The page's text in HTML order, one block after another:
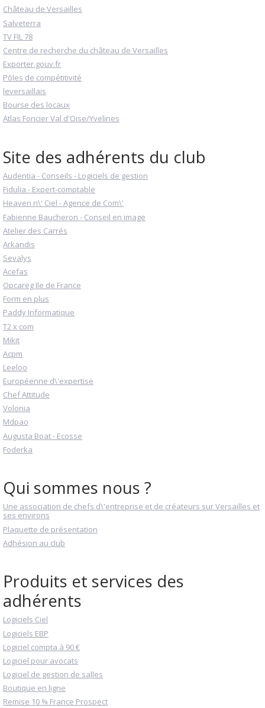
Château de Versailles
Salveterra
TV FIL 78
Centre de recherche du château de Versailles
Exporter.gouv.fr
Pôles de compétitivité
leversaillais
Bourse des locaux
Atlas Foncier Val d'Oise/Yvelines
Site des adhérents du club
Audentia - Conseils - Logiciels de gestion
Fidulia - Expert-comptable
Heaven n\' Ciel - Agence de Com\'
Fabienne Baucheron - Conseil en image
Atelier des Carrés
Arkandis
Sevalys
Acefas
Opcareg Ile de France
Form en plus
Paddy Informatique
T2 x com
Mikit
Acpm
Leeloo
Européenne d\'expertise
Chef Attitude
Volonia
Mdpao
Augusta Boat - Ecosse
Foderka
Qui sommes nous ?
Une association de chefs d\'entreprise et de créateurs sur Versailles et
ses environs
Plaquette de présentation
Adhésion au club
Produits et services des
adhérents
Logiciels Ciel
Logiciels EBP
Logiciel compta à 90 €
Logiciel pour avocats
Logiciel de gestion de salles
Boutique en ligne
Remise 10 % France Prospect